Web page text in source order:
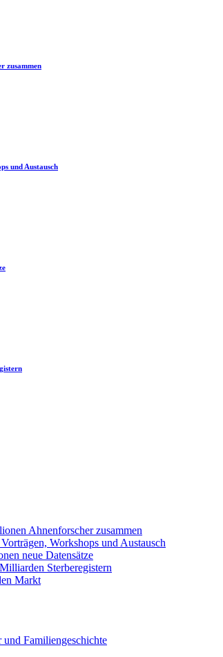
zusammen
und Austausch
Ahnenforscher zusammen
Workshops und Austausch
neue Datensätze
Sterberegistern
Markt
Familiengeschichte